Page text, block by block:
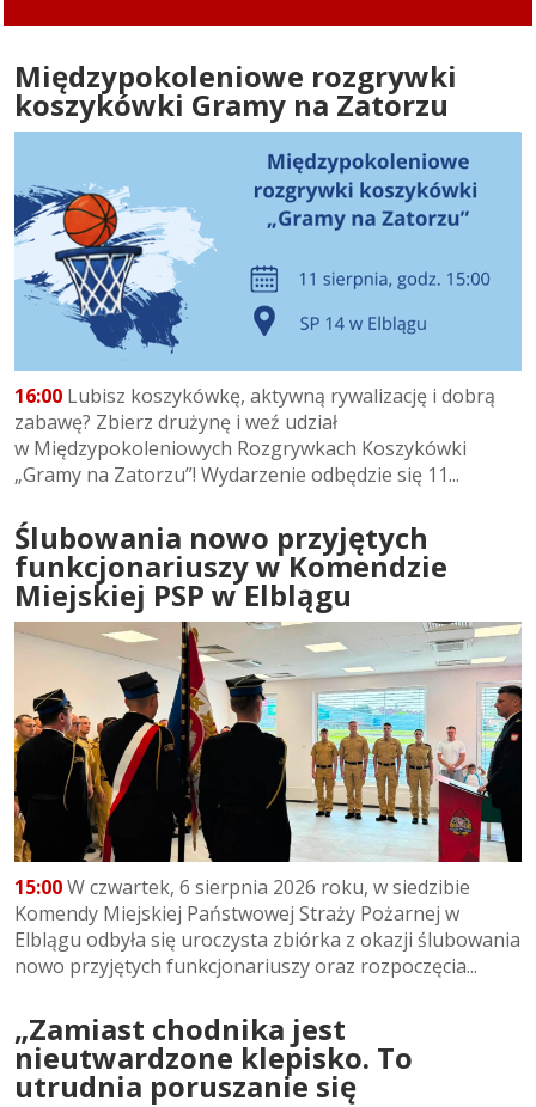
Międzypokoleniowe rozgrywki
koszykówki Gramy na Zatorzu
16:00 Lubisz koszykówkę, aktywną rywalizację i dobrą
zabawę? Zbierz drużynę i weź udział
w Międzypokoleniowych Rozgrywkach Koszykówki
„Gramy na Zatorzu”! Wydarzenie odbędzie się 11...
Ślubowania nowo przyjętych
funkcjonariuszy w Komendzie
Miejskiej PSP w Elblągu
15:00W czwartek, 6 sierpnia 2026 roku, w siedzibie
Komendy Miejskiej Państwowej Straży Pożarnej w
Elblągu odbyła się uroczysta zbiórka z okazji ślubowania
nowo przyjętych funkcjonariuszy oraz rozpoczęcia...
„Zamiast chodnika jest
nieutwardzone klepisko. To
utrudnia poruszanie się